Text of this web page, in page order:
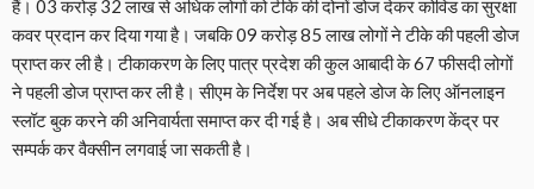
हैं। 03 करोड़ 32 लाख से अधिक लोगों को टीके की दोनों डोज देकर कोविड का सुरक्षा
कवर प्रदान कर दिया गया है। जबकि 09 करोड़ 85 लाख लोगों ने टीके की पहली डोज
प्राप्त कर ली है। टीकाकरण के लिए पात्र प्रदेश की कुल आबादी के 67 फीसदी लोगों
ने पहली डोज प्राप्त कर ली है। सीएम के निर्देश पर अब पहले डोज के लिए ऑनलाइन
स्लॉट बुक करने की अनिवार्यता समाप्त कर दी गई है। अब सीधे टीकाकरण केंद्र पर
सम्पर्क कर वैक्सीन लगवाई जा सकती है।